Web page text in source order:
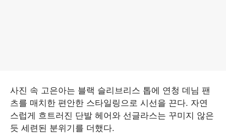
사진 속 고은아는 블랙 슬리브리스 톱에 연청 데님 팬
츠를 매치한 편안한 스타일링으로 시선을 끈다. 자연
스럽게 흐트러진 단발 헤어와 선글라스는 꾸미지 않은
듯 세련된 분위기를 더했다.